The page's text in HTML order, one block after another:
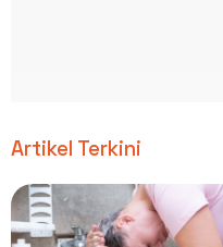
Artikel Terkini